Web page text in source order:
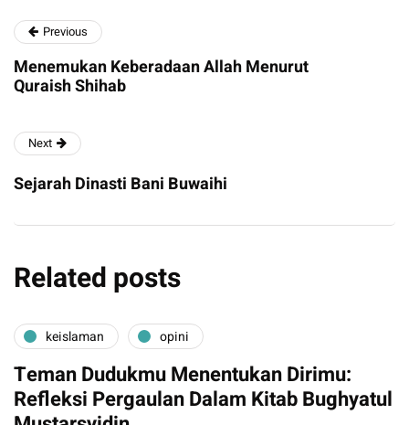
Previous
Menemukan Keberadaan Allah Menurut
Quraish Shihab
Next
Sejarah Dinasti Bani Buwaihi
Related posts
keislaman opini
Teman Dudukmu Menentukan Dirimu:
Refleksi Pergaulan Dalam Kitab Bughyatul